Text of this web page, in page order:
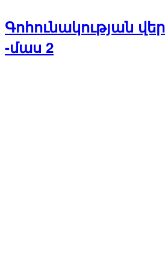
Գոհունակության
-մաս 2